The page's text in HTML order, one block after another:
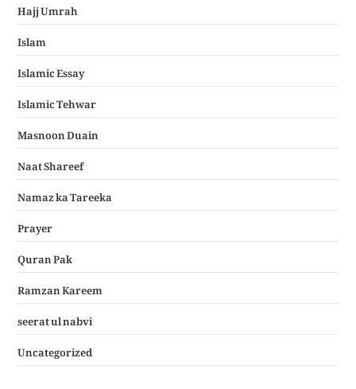
Hajj Umrah
Islam
Islamic Essay
Islamic Tehwar
Masnoon Duain
Naat Shareef
Namaz ka Tareeka
Prayer
Quran Pak
Ramzan Kareem
seerat ul nabvi
Uncategorized